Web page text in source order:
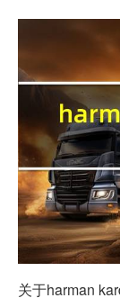
关于harman